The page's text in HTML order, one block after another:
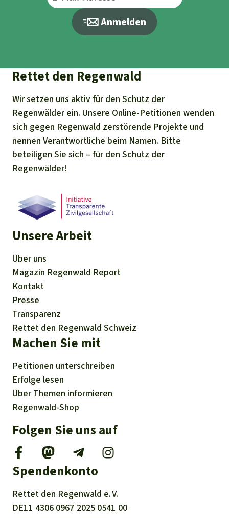
Anmelden
Rettet den Regenwald
Wir setzen uns aktiv für den Schutz der
Regenwälder ein. Unsere Online-Petitionen wenden
sich gegen Regenwald zerstörende Projekte und
nennen Verantwortliche beim Namen. Bitte
beteiligen Sie sich – für den Schutz der
Regenwälder!
Unsere Arbeit
Über uns
Magazin Regenwald Report
Kontakt
Presse
Transparenz
Rettet den Regenwald Schweiz
Machen Sie mit
Petitionen unterschreiben
Erfolge lesen
Über Themen informieren
Regenwald-Shop
Folgen Sie uns auf
Spendenkonto
Rettet den Regenwald e. V.
DE11 4306 0967 2025 0541 00